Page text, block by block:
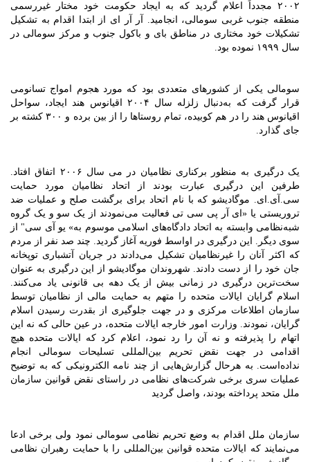
۲۰۰۲ مجدداً اعلام گردید که به ایجاد حکومت خود مختار غیررسمی
منطقه جنوب غربی سومالی، انجامید. آر آر ای از ابتدا اقدام به تشکیل
تشکیلات خود مختاری در مناطق بای و باکول جنوب و مرکز سومالی در
سال ۱۹۹۹ نموده بود.
سومالی یکی از کشورهای متعددی بود که مورد هجوم امواج تسانومی
قرار گرفت که به‌دنبال زلزله سال ۲۰۰۴ اقیانوس هند ایجاد، سواحل
اقیانوس هند را در هم کوبیده، تمام روستاها را از بین برده و ۳۰۰ کشته بر
جای گذارد.
یک درگیری به منظور برکناری نظامیان در می سال ۲۰۰۶ اتفاق افتاد.
طرفین این درگیری عبارت بودند از اتحاد نظامیان مورد حمایت
سی.آی.ای. موگادیشو که با نام اتحاد برای برگشت صلح و عملیات ضد
تروریستی یا «ای آر پی سی تی فعالیت می‌نمودند از یک سو و یک گروه
شبه‌نظامی وابسته به اتحاد دادگاه‌های اسلامی موسوم به» یو آی سی" از
سوی دیگر. این درگیری در اواسط فوریه آغاز گردید. چند صد نفر از مردم
که اکثر آنان را غیرنظامیان تشکیل می‌دادند در جریان آتشباری توپخانه
جان خود را از دست دادند. شهروندان موگادیشو از این درگیری به عنوان
سخت‌ترین درگیری در زمانی بیش از یک دهه بی قانونی یاد می‌کنند.
اسلام گرایان ایالات متحده را متهم به حمایت مالی از نظامیان توسط
سازمان اطلاعات مرکزی و در جهت جلوگیری از بقدرت رسیدن اسلام
گرایان، نمودند. وزارت امور خارجه ایالات متحده، در عین حالی که نه این
اتهام را پذیرفته و نه آن را رد نمود، اعلام کرد که ایالات متحده هیچ
اقدامی در جهت نقض تحریم بین‌المللی تسلیحات سومالی انجام
نداده‌است. به هرحال گزارش‌هایی از چند نامه الکترونیکی که به توضیح
عملیات سری برخی شرکت‌های نظامی در راستای نقض قوانین سازمان
ملل متحد پرداخته بودند، واصل گردید
سازمان ملل اقدام به وضع تحریم نظامی سومالی نمود ولی برخی ادعا
می‌نمایند که ایالات متحده قوانین بین‌المللی را با حمایت رهبران نظامی